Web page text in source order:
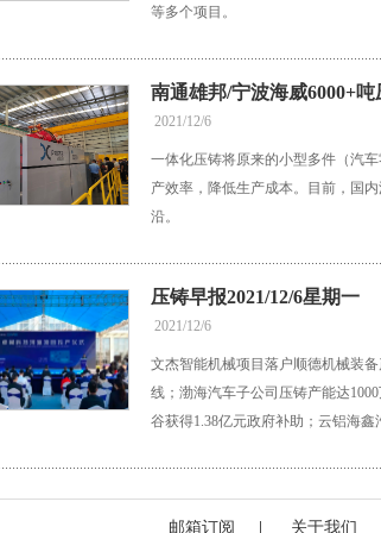
等多个项目。
南通雄邦/宁波海威6000+
2021/12/6
一体化压铸将原来的小型多件（汽
产效率，降低生产成本。目前，国
沿。
压铸早报2021/12/6星期一
2021/12/6
文杰智能机械项目落户顺德机械装
线；渤海汽车子公司压铸产能达
谷获得1.38亿元政府补助；云铝海
邮箱订阅 关于我们